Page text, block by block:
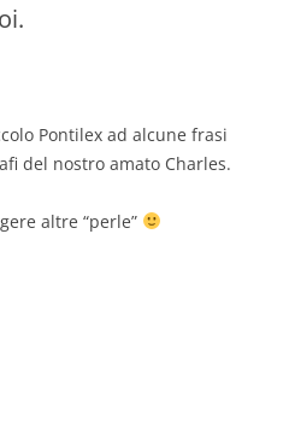
Pontilex ad alcune frasi
del nostro amato Charles.
altre “perle”